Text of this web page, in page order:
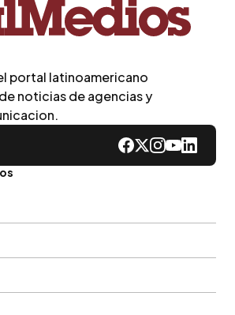
portal latinoamericano
noticias de agencias y